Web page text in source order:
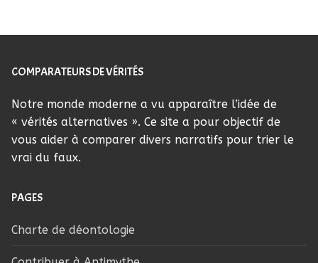
COMPARATEURS DE VÉRITÉS
Notre monde moderne a vu apparaître l’idée de
« vérités alternatives ». Ce site a pour objectif de
vous aider à comparer divers narratifs pour trier le
vrai du faux.
PAGES
Charte de déontologie